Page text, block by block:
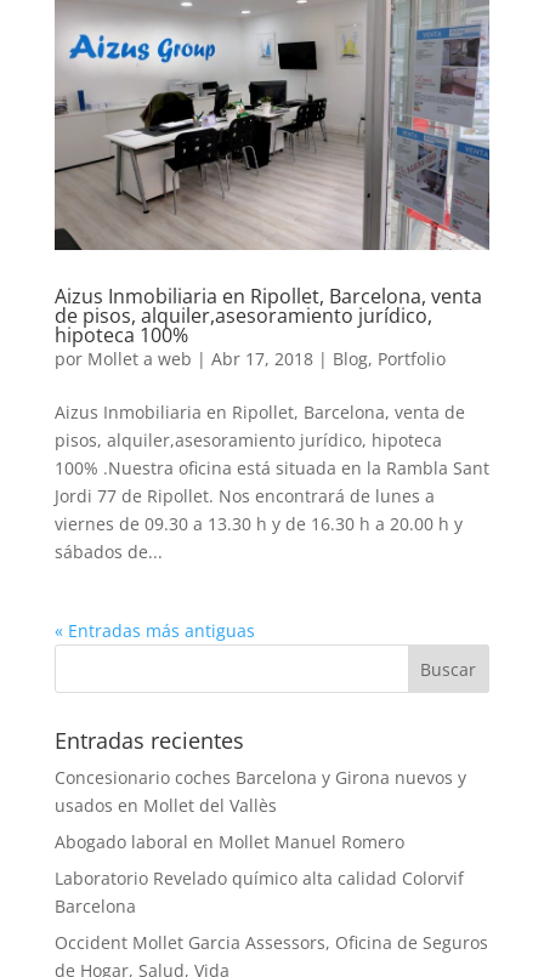
Aizus Inmobiliaria en Ripollet, Barcelona, venta
de pisos, alquiler,asesoramiento jurídico,
hipoteca 100%
por Mollet a web | Abr 17, 2018| Blog, Portfolio
Aizus Inmobiliaria en Ripollet, Barcelona, venta de
pisos, alquiler,asesoramiento jurídico, hipoteca
100% .Nuestra oficina está situada en la Rambla Sant
Jordi 77 de Ripollet. Nos encontrará de lunes a
viernes de 09.30 a 13.30 h y de 16.30 h a 20.00 h y
sábados de...
« Entradas más antiguas
Entradas recientes
Concesionario coches Barcelona y Girona nuevos y
usados en Mollet del Vallès
Abogado laboral en Mollet Manuel Romero
Laboratorio Revelado químico alta calidad Colorvif
Barcelona
Occident Mollet Garcia Assessors, Oficina de Seguros
de Hogar, Salud, Vida